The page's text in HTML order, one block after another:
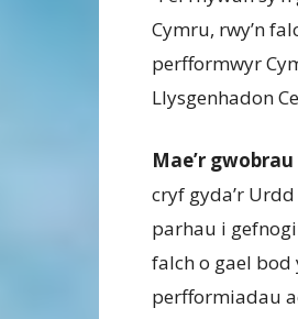
Cymru, rwy’n
perfformwyr
Llysgenhadon
Mae’r
cryf gyda’r
parhau i
falch o gael bod
perfformiadau